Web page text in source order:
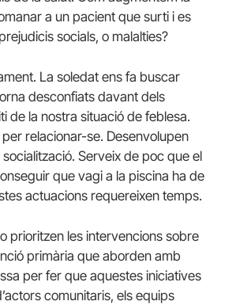
a un pacient que surti i es
socials, o malalties?
La soledat ens fa buscar
desconfiats davant dels
de la nostra situació de feblesa.
relacionar-se. Desenvolupen
Serveix de poc que el
que vagi a la piscina ha de
actuacions requereixen temps.
prioritzen les intervencions sobre
primària que aborden amb
per fer que aquestes iniciatives
comunitaris, els equips